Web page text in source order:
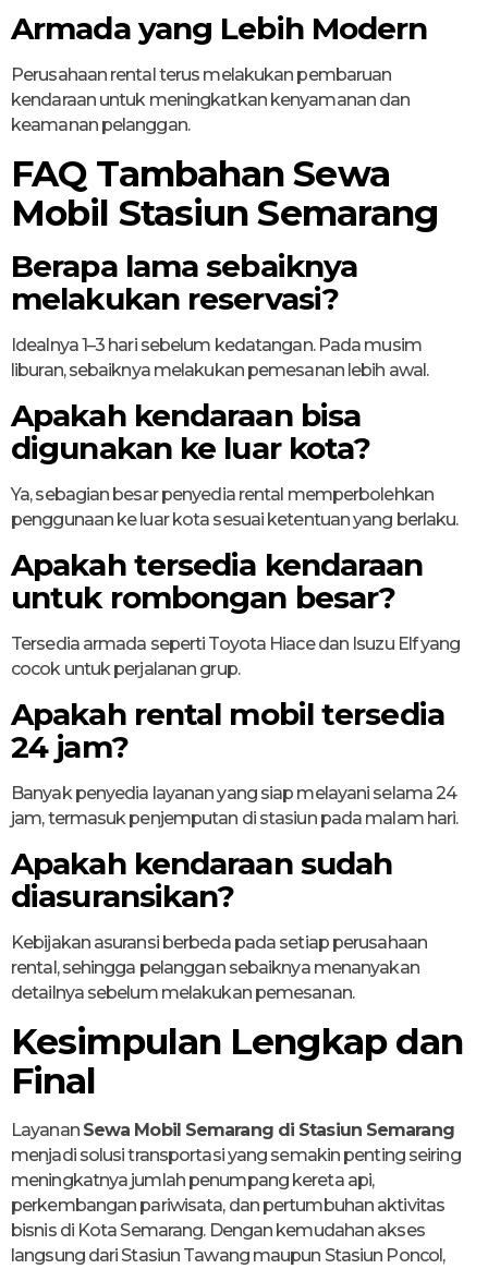
Armada yang Lebih Modern
Perusahaan rental terus melakukan pembaruan
kendaraan untuk meningkatkan kenyamanan dan
keamanan pelanggan.
FAQ Tambahan Sewa
Mobil Stasiun Semarang
Berapa lama sebaiknya
melakukan reservasi?
Idealnya 1–3 hari sebelum kedatangan. Pada musim
liburan, sebaiknya melakukan pemesanan lebih awal.
Apakah kendaraan bisa
digunakan ke luar kota?
Ya, sebagian besar penyedia rental memperbolehkan
penggunaan ke luar kota sesuai ketentuan yang berlaku.
Apakah tersedia kendaraan
untuk rombongan besar?
Tersedia armada seperti Toyota Hiace dan Isuzu Elf yang
cocok untuk perjalanan grup.
Apakah rental mobil tersedia
24 jam?
Banyak penyedia layanan yang siap melayani selama 24
jam, termasuk penjemputan di stasiun pada malam hari.
Apakah kendaraan sudah
diasuransikan?
Kebijakan asuransi berbeda pada setiap perusahaan
rental, sehingga pelanggan sebaiknya menanyakan
detailnya sebelum melakukan pemesanan.
Kesimpulan Lengkap dan
Final
Layanan Sewa Mobil Semarang di Stasiun Semarang
menjadi solusi transportasi yang semakin penting seiring
meningkatnya jumlah penumpang kereta api,
perkembangan pariwisata, dan pertumbuhan aktivitas
bisnis di Kota Semarang. Dengan kemudahan akses
langsung dari Stasiun Tawang maupun Stasiun Poncol,